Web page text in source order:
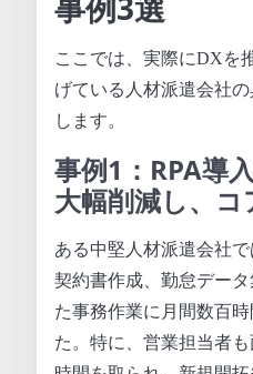
ここでは、実際にDXを
げている人材派遣会社
します。
事例1：RPA導
大幅削減し、コ
ある中堅人材派遣会社で
契約書作成、勤怠デー
た事務作業に月間数百
た。特に、営業担当者